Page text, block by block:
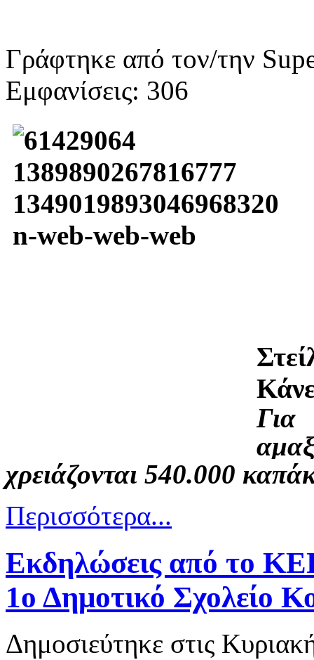
Γράφτηκε από τον/την
Εμφανίσεις: 306
Για
χρειάζονται 540.000
Περισσότερα...
Εκδηλώσεις από το
1ο Δημοτικό Σχολείο
Δημοσιεύτηκε στις